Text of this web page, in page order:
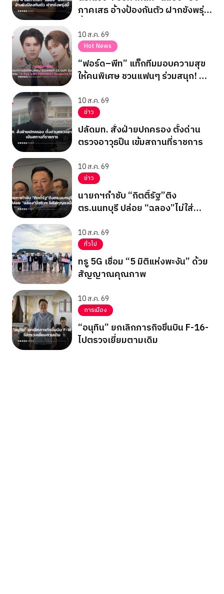
ภาคเสธ อ้างป้องกันตัว ฝากขังพรุ่ง
10 ส.ค. 69
Hot News
“ฟอร์ด–พีท” แท็กทีมมอบความสุข
ให้คนพิเศษ ชวนแฟนๆ ร่วมสนุก! ลุ้น
FORTPEAT Exclusive Fan Meet”
10 ส.ค. 69
ข่าว
ปลัดมท. สั่งฝ่ายปกครอง ตั้งด่าน
ตรวจอาวุธปืน เข้มสถานที่ราชการ
10 ส.ค. 69
ข่าว
นายกฯกำชับ “กิตติ์รัฐ”ติง
ตร.นนทบุรี ปล่อย “ฉลอง”ไม่ใส่
10 ส.ค. 69
ทั่วไป
ทรู 5G เชื่อม “5 มิติแห่งพะงัน” ด้วย
สัญญาณคุณภาพ
10 ส.ค. 69
การเมือง
“อนุทิน” ยกเลิกภารกิจขึ้นบิน F-16-
ไปตรวจเยี่ยมตามเดิม